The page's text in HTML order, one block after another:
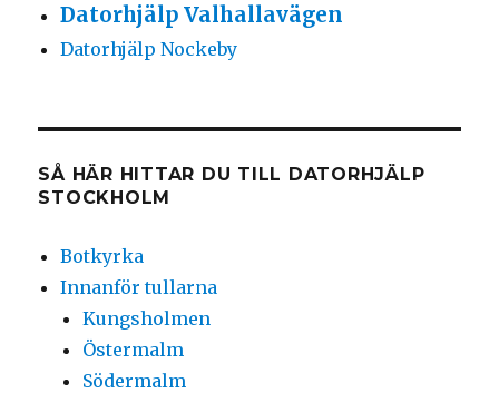
Datorhjälp Valhallavägen
Datorhjälp Nockeby
SÅ HÄR HITTAR DU TILL DATORHJÄLP
STOCKHOLM
Botkyrka
Innanför tullarna
Kungsholmen
Östermalm
Södermalm